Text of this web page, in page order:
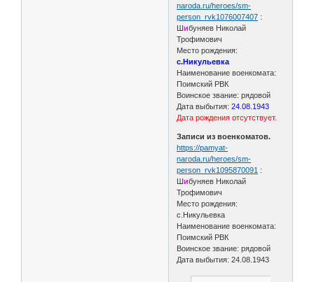
naroda.ru/heroes/sm-
person_rvk1076007407 :
Шибуняев Николай
Трофимович
Место рождения:
с.Никульевка
Наименование военкомата:
Поимский РВК
Воинское звание: рядовой
Дата выбытия:24.08.1943
Дата рождения отсутствует.
Записи из военкоматов.
https://pamyat-
naroda.ru/heroes/sm-
person_rvk1095870091 :
Шибуняев Николай
Трофимович
Место рождения:
с.Никульевка
Наименование военкомата:
Поимский РВК
Воинское звание: рядовой
Дата выбытия: 24.08.1943